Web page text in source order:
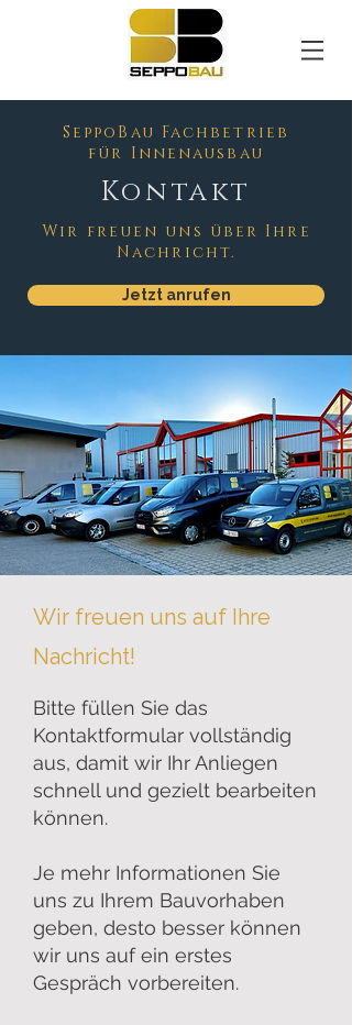
SeppoBau Fachbetrieb
für Innenausbau
Kontakt
Wir freuen uns über Ihre
Nachricht.
Jetzt anrufen
Wir freuen uns auf Ihre
Nachricht!
Bitte füllen Sie das
Kontaktformular vollständig
aus, damit wir Ihr Anliegen
schnell und gezielt bearbeiten
können.
Je mehr Informationen Sie
uns zu Ihrem Bauvorhaben
geben, desto besser können
wir uns auf ein erstes
Gespräch vorbereiten.